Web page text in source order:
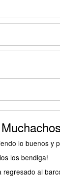
lo buenos y
los bendiga!
al